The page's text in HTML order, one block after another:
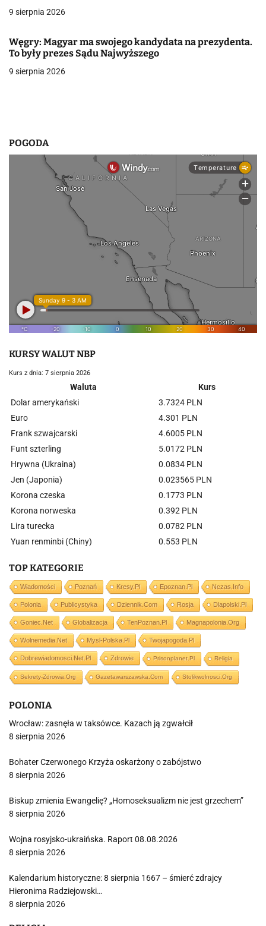
w
i
s
9 sierpnia 2026
Węgry: Magyar ma swojego kandydata na prezydenta.
To były prezes Sądu Najwyższego
9 sierpnia 2026
POGODA
KURSY WALUT NBP
Kurs z dnia: 7 sierpnia 2026
Waluta
Kurs
Dolar amerykański
3.7324 PLN
Euro
4.301 PLN
Frank szwajcarski
4.6005 PLN
Funt szterling
5.0172 PLN
Hrywna (Ukraina)
0.0834 PLN
Jen (Japonia)
0.023565 PLN
Korona czeska
0.1773 PLN
Korona norweska
0.392 PLN
Lira turecka
0.0782 PLN
Yuan renminbi (Chiny)
0.553 PLN
TOP KATEGORIE
Wiadomości Poznań Kresy.pl Epoznan.pl Nczas.info
Polonia Publicystyka Dziennik.com Rosja Dlapolski.pl
Goniec.net Globalizacja TenPoznan.pl Magnapolonia.org
Wolnemedia.net Mysl-Polska.pl Twojapogoda.pl
Dobrewiadomosci.net.pl Zdrowie Prisonplanet.pl Religia
Sekrety-Zdrowia.org Gazetawarszawska.com Stolikwolnosci.org
POLONIA
Wrocław: zasnęła w taksówce. Kazach ją zgwałcił
8 sierpnia 2026
Bohater Czerwonego Krzyża oskarżony o zabójstwo
8 sierpnia 2026
Biskup zmienia Ewangelię? „Homoseksualizm nie jest grzechem”
8 sierpnia 2026
Wojna rosyjsko-ukraińska. Raport 08.08.2026
8 sierpnia 2026
Kalendarium historyczne: 8 sierpnia 1667 – śmierć zdrajcy
Hieronima Radziejowski…
8 sierpnia 2026